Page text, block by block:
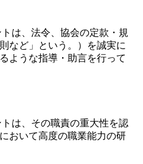
は、法令、協会の定款・規
など」という。）を誠実に
ような指導・助言を行って
は、その職責の重大性を認
おいて高度の職業能力の研